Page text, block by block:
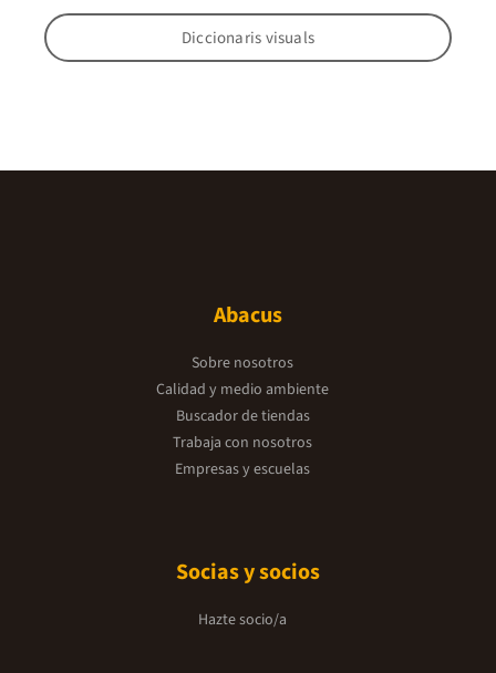
Diccionaris visuals
Abacus
Sobre nosotros
Calidad y medio ambiente
Buscador de tiendas
Trabaja con nosotros
Empresas y escuelas
Socias y socios
Hazte socio/a